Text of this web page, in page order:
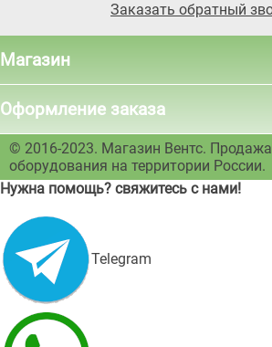
Заказать обратный
Магазин
Оформление заказа
© 2016-2023. Магазин Вентс.
оборудования на территории России.
Нужна помощь? свяжитесь с нами!
Telegram